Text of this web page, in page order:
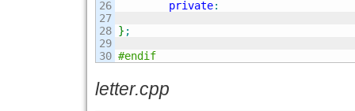
26
27
28
29
private:
} ;
#endif
letter.cpp